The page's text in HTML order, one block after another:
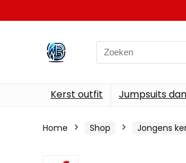
Search
for:
Kerst outfit Jumpsuits
Home Shop Jongens